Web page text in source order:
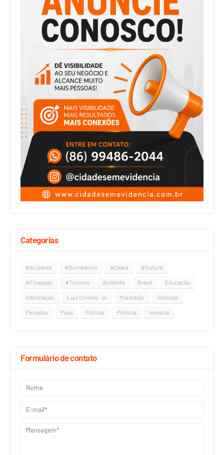
Categorias
#Acidente #Bombeiros #Ceará #Cultura
#Finanças #Turismo Acidente Brasil Educação
Informação Luís Correia - pi Maranhão Notícias
Parnaíba Piauí Policial Política mundial
Formulário de contato